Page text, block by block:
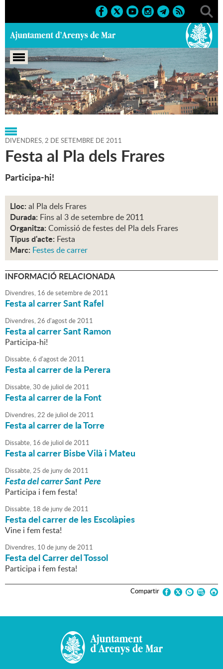
Portada > Regidories > Cultura > Agenda > 02-09-2011
DIVENDRES,2 DE SETEMBRE DE 2011
Festa al Pla dels Frares
Participa-hi!
Lloc: al Pla dels Frares
Durada: Fins al 3 de setembre de 2011
Organitza: Comissió de festes del Pla dels Frares
Tipus d'acte: Festa
Marc: Festes de carrer
INFORMACIÓ RELACIONADA
Divendres, 16 desetembrede2011
Festa al carrer Sant Rafel
Divendres,26 d'agostde2011
Festa al carrer Sant Ramon
Participa-hi!
Dissabte,6 d'agostde2011
Festa al carrer de la Perera
Dissabte,30 de juliol de2011
Festa al carrer de la Font
Divendres,22 de juliol de2011
Festa al carrer de la Torre
Dissabte, 16 de juliol de2011
Festa al carrer Bisbe Vilà i Mateu
Dissabte,25 de junyde2011
Festa del carrer Sant Pere
Participa i fem festa!
Dissabte, 18 de junyde2011
Festa del carrer de les Escolàpies
Vine i fem festa!
Divendres, 10 de junyde2011
Festa del Carrer del Tossol
Participa i fem festa!
Compartir